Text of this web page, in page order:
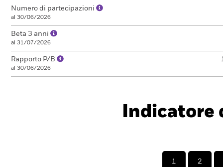
Numero di partecipazioni
al 30/06/2026
Beta 3 anni
al 31/07/2026
Rapporto P/B
al 30/06/2026
Indicatore
1 2